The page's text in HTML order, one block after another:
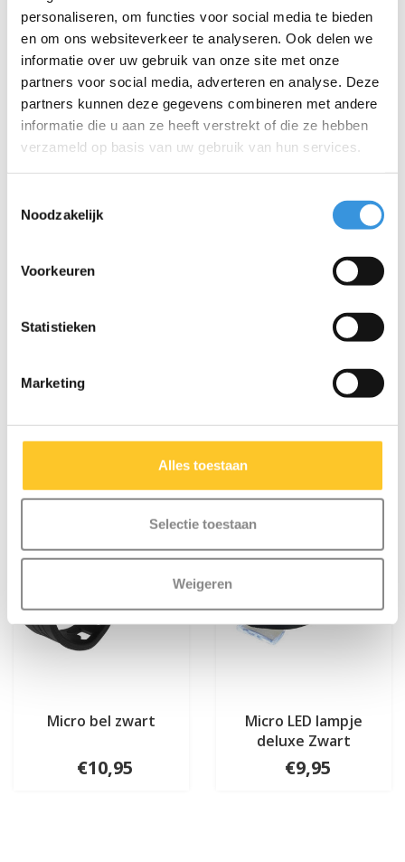
personaliseren, om functies voor social media te bieden
en om ons websiteverkeer te analyseren. Ook delen we
informatie over uw gebruik van onze site met onze
partners voor social media, adverteren en analyse. Deze
partners kunnen deze gegevens combineren met andere
informatie die u aan ze heeft verstrekt of die ze hebben
verzameld op basis van uw gebruik van hun services.
Noodzakelijk
Voorkeuren
Statistieken
Marketing
Alles toestaan
Selectie toestaan
Weigeren
mudguard, waardoor je beschermd blijft tegen spatwater en
modder tijdens het rijden.
Kwaliteit & duurzaamheid:
Bij Micro Mobility hechten we
veel waarde aan kwaliteit. Alle producten worden ontworpen
in Zwitserland en vervaardigd met de allerbeste onderdelen,
die bovendien allemaal vervangbaar zijn. Ze zijn uitvoerig
getest en voldoen aan de hoogste normen, waardoor Micro
producten jarenlang meegaan. Duurzaam ondernemen
draait niet alleen om het milieu. Micro zet zich volledig in voor
een betere wereld, met aandacht voor mens en milieu,
volgens de ESG-richtlijnen.
Micro bel zwart
€10,95
Micro LED lampje
deluxe Zwart
€9,95